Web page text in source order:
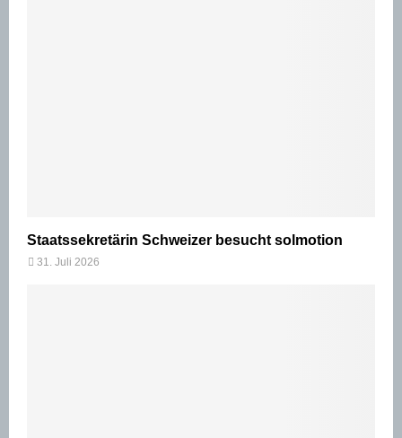
Staatssekretärin Schweizer besucht solmotion
31. Juli 2026